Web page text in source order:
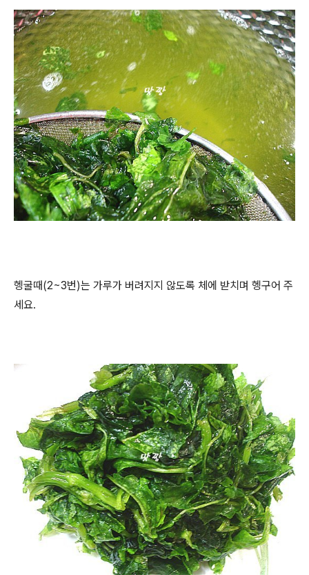
헹굴때(2~3번)는 가루가 버려지지 않도록 체에 받치며 헹구어 주
세요.